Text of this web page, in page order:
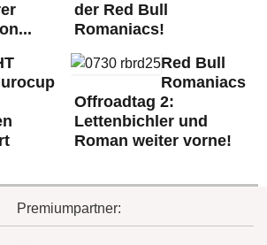
der Red Bull
Romaniacs!
Red Bull
Romaniacs
Offroadtag 2:
Lettenbichler und
Roman weiter vorne!
Premiumpartner: